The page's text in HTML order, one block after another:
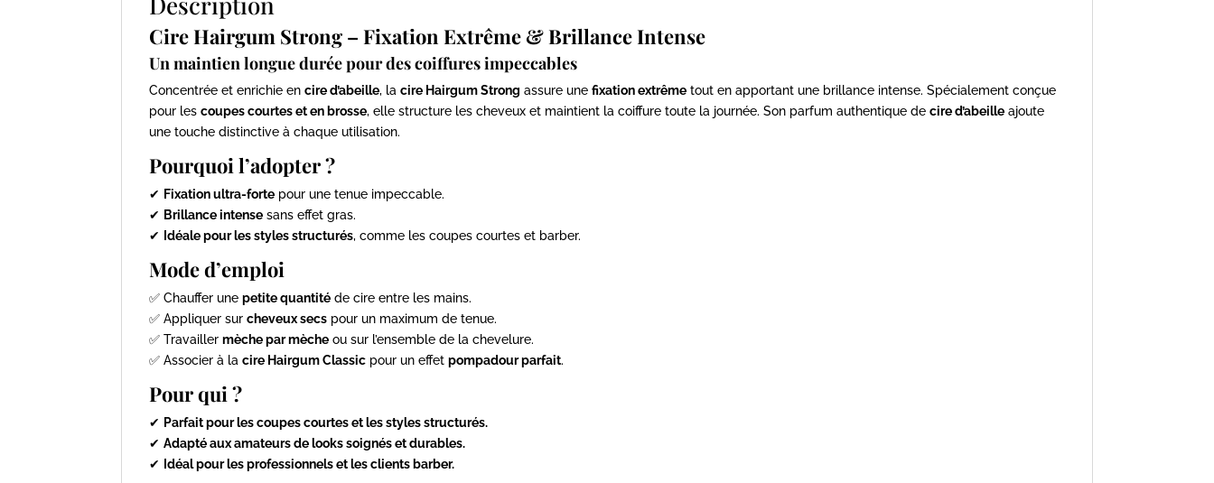
Cire Hairgum Strong – Fixation Extrême & Brillance Intense
Un maintien longue durée pour des coiffures impeccables
Concentrée et enrichie encire d’abeille, lacire Hairgum Strong assure unefixation extrême tout en apportant une brillance intense. Spécialement conçue
pour lescoupes courtes et en brosse, elle structure les cheveux et maintient la coiffure toute la journée. Son parfum authentique decire d’abeille ajoute
une touche distinctive à chaque utilisation.
Pourquoi l’adopter ?
✔ Fixation ultra-forte pour une tenue impeccable.
✔ Brillance intense sans effet gras.
✔
Idéale pour les styles structurés, comme les coupes courtes et barber.
Mode d’emploi
✅ Chauffer unepetite quantité de cire entre les mains.
✅ Appliquer surcheveux secs pour un maximum de tenue.
✅ Travaillermèche par mèche ou sur l’ensemble de la chevelure.
✅ Associer à lacire Hairgum Classic pour un effetpompadour parfait.
Pour qui ?
✔ Parfait pour les coupes courtes et les styles structurés.
✔Adapté aux amateurs de looks soignés et durables.
✔
Idéal pour les professionnels et les clients barber.